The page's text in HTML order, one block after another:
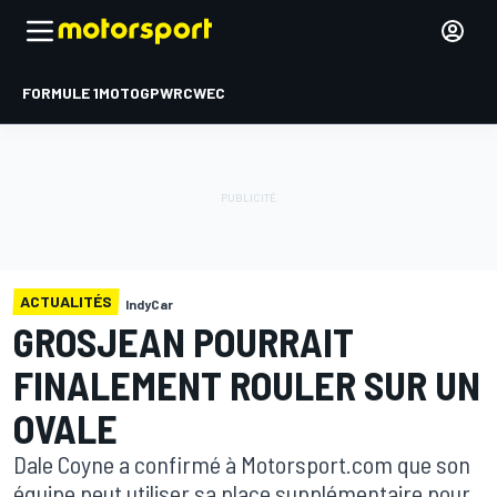
FORMULE 1MOTOGPWRCWEC
ACTUALITÉS IndyCar
GROSJEAN POURRAIT
FINALEMENT ROULER SUR UN
OVALE
Dale Coyne a confirmé à Motorsport.com que son